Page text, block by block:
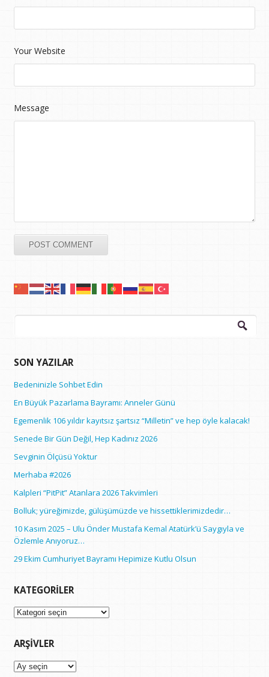
Your Website
Message
Arama:
SON YAZILAR
Bedeninizle Sohbet Edin
En Büyük Pazarlama Bayramı: Anneler Günü
Egemenlik 106 yıldır kayıtsız şartsız “Milletin” ve hep öyle kalacak!
Senede Bir Gün Değil, Hep Kadınız 2026
Sevginin Ölçüsü Yoktur
Merhaba #2026
Kalpleri “PitPit” Atanlara 2026 Takvimleri
Bolluk; yüreğimizde, gülüşümüzde ve hissettiklerimizdedir…
10 Kasım 2025 – Ulu Önder Mustafa Kemal Atatürk’ü Saygıyla ve
Özlemle Anıyoruz…
29 Ekim Cumhuriyet Bayramı Hepimize Kutlu Olsun
KATEGORILER
Kategoriler
ARŞIVLER
Arşivler